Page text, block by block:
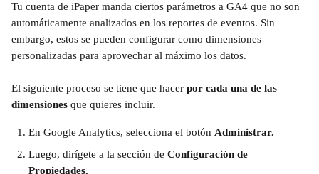
Tu cuenta de iPaper manda ciertos parámetros a GA4 que no son
automáticamente analizados en los reportes de eventos. Sin
embargo, estos se pueden configurar como dimensiones
personalizadas para aprovechar al máximo los datos.
El siguiente proceso se tiene que hacer por cada una de las
dimensiones que quieres incluir.
En Google Analytics, selecciona el botón Administrar.
Luego, dirígete a la sección de Configuración de
Propiedades.